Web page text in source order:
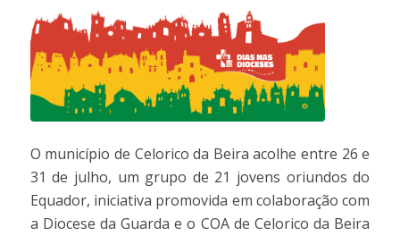
O município de Celorico da Beira acolhe entre 26 e
31 de julho, um grupo de 21 jovens oriundos do
Equador, iniciativa promovida em colaboração com
a Diocese da Guarda e o COA de Celorico da Beira